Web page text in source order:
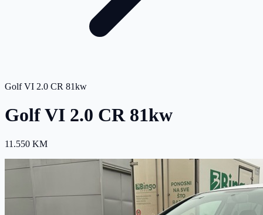
Golf VI 2.0 CR 81kw
Golf VI 2.0 CR 81kw
11.550 KM